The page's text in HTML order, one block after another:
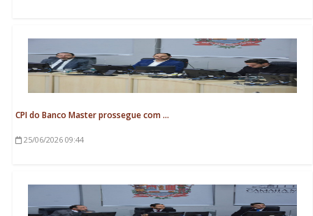
CPI do Banco Master prossegue com ...
25/06/2026 09:44